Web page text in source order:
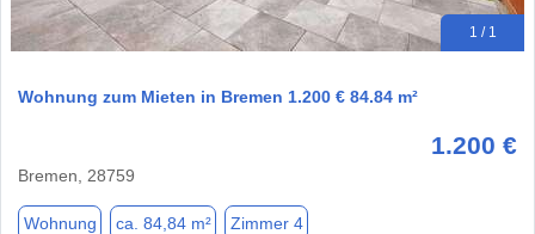
1 / 1
Wohnung zum Mieten in Bremen 1.200 € 84.84 m²
1.200 €
Bremen, 28759
Wohnung ca. 84,84 m² Zimmer 4